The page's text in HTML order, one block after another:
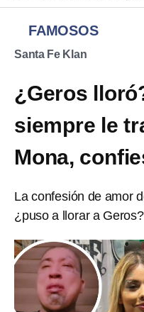
FAMOSOS
Santa Fe Klan
¿Geros
siempre le
Mona,
La confesión de amor
¿puso a llorar a